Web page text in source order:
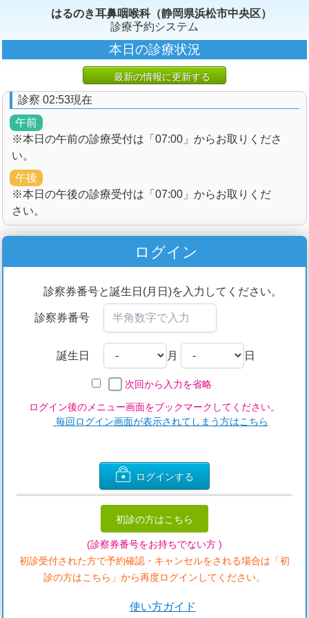
はるのき耳鼻咽喉科（静岡県浜松市中央区）
診療予約システム
本日の診療状況
最新の情報に更新する
診察 02:53現在
午前
※本日の午前の診療受付は「07:00」からお取りくださ
い。
午後
※本日の午後の診療受付は「07:00」からお取りくだ
さい。
ログイン
診察券番号と誕生日(月日)を入力してください。
診察券番号
誕生日 月 日
次回から入力を省略
ログイン後のメニュー画面をブックマークしてください。
毎回ログイン画面が表示されてしまう方はこちら
ログインする
初診の方はこちら
(診察券番号をお持ちでない方 )
初診受付された方で予約確認・キャンセルをされる場合は「初
診の方はこちら」から再度ログインしてください。
使い方ガイド